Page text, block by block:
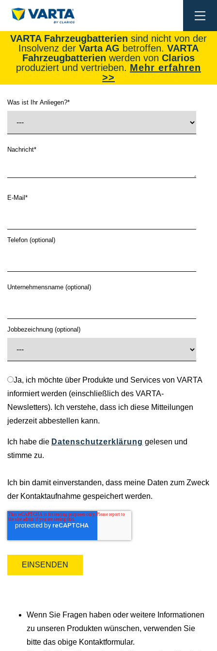
VARTA Fahrzeugbatterien sind nicht von der
Insolvenz der Varta AG betroffen. VARTA
Fahrzeugbatterien werden von Clarios
produziert und vertrieben. Mehr erfahren
>>
Was ist Ihr Anliegen?*
Nachricht*
E-Mail *
Telefon (optional)
Unternehmensname (optional)
Jobbezeichnung (optional)
Ja, ich möchte über Produkte und Services von VARTA
informiert werden (einschließlich des VARTA-
Newsletters). Ich verstehe, dass ich diese Mitteilungen
jederzeit abbestellen kann.
Ich habe die Datenschutzerklärung gelesen und
stimme zu.
Ich bin damit einverstanden, dass meine Daten zum Zweck
der Kontaktaufnahme gespeichert werden.
Wenn Sie Fragen haben oder weitere Informationen
zu unseren Produkten wünschen, verwenden Sie
bitte das obige Kontaktformular.